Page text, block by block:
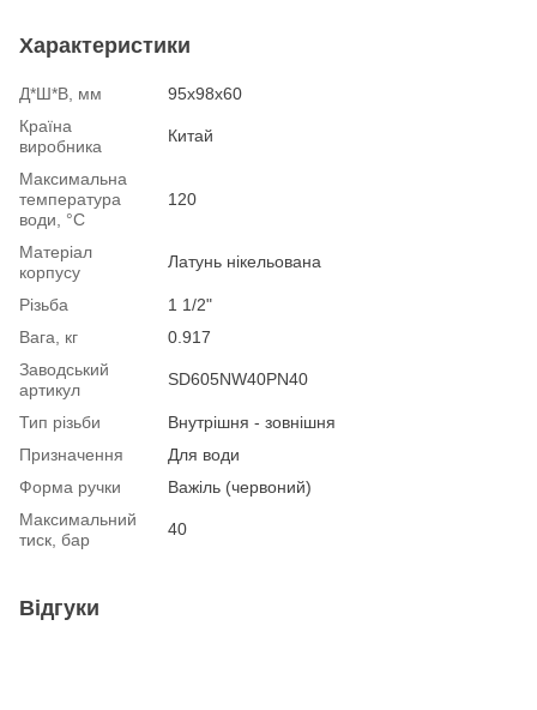
Характеристики
Д*Ш*В, мм
95х98х60
Країна
виробника
Китай
Максимальна
температура
води, °С
120
Матеріал
корпусу
Латунь нікельована
Різьба
1 1/2"
Вага, кг
0.917
Заводський
артикул
SD605NW40PN40
Тип різьби
Внутрішня - зовнішня
Призначення
Для води
Форма ручки
Важіль (червоний)
Максимальний
тиск, бар
40
Відгуки